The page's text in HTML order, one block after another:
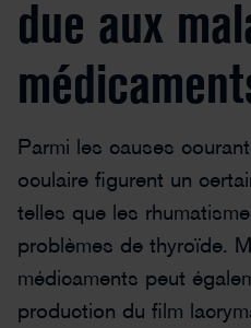
due aux
Parmi les causes
oculaire figurent un
telles que les
problèmes de thyroïde.
médicaments peut
production du film